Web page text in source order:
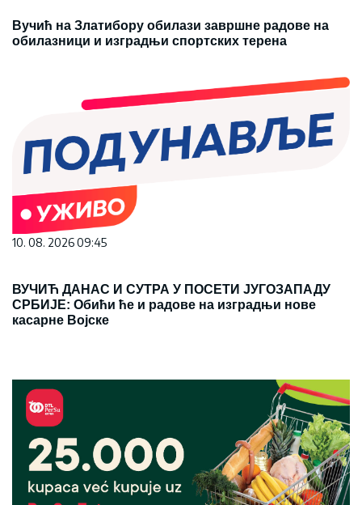
Вучић на Златибору обилази завршне радове на
обилазници и изградњи спортских терена
10. 08. 2026 09:45
ВУЧИЋ ДАНАС И СУТРА У ПОСЕТИ ЈУГОЗАПАДУ
СРБИЈЕ: Обићи ће и радове на изградњи нове
касарне Војске